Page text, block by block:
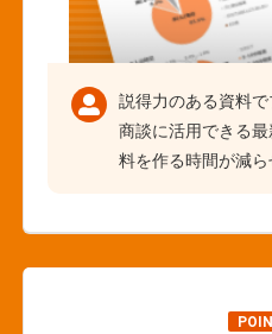
説得力のある資料で
商談に活用できる
料を作る時間が減ら